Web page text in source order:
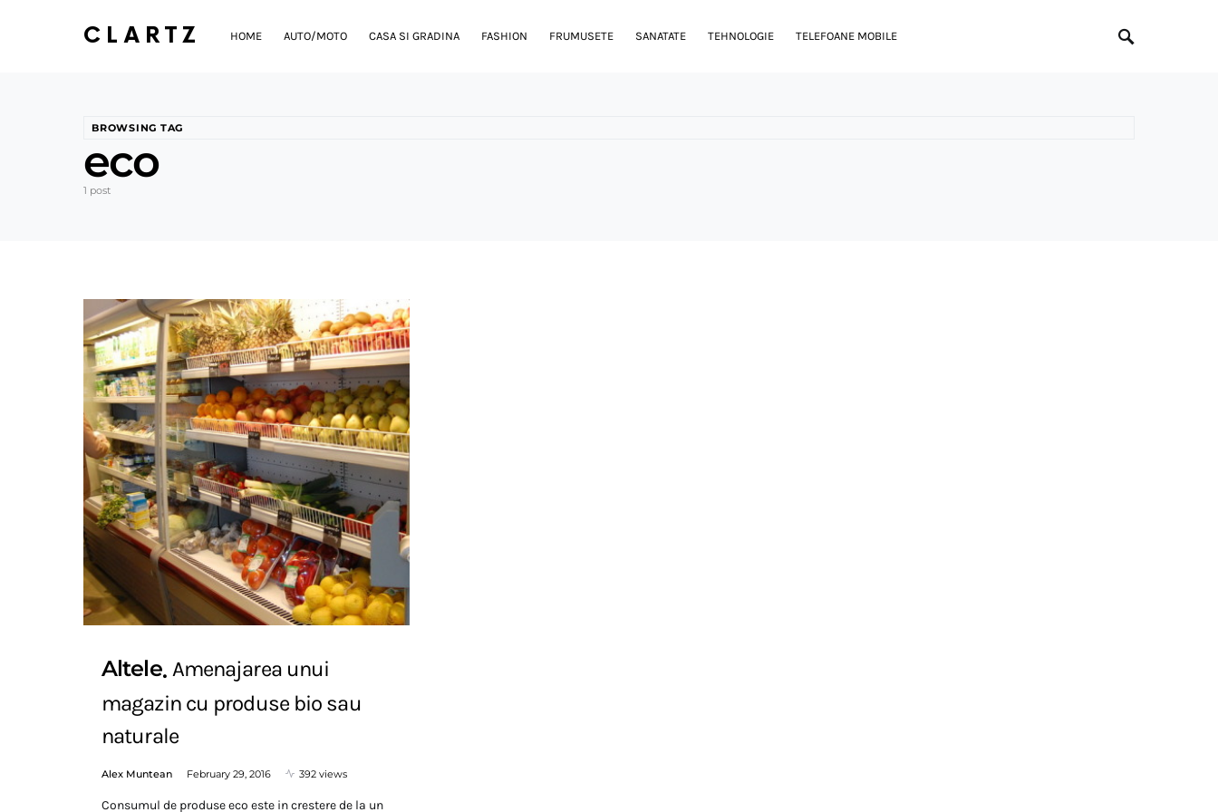
CLARTZ HOME AUTO/MOTO CASA SI GRADINA FASHION FRUMUSETE SANATATE TEHNOLOGIE TELEFOANE MOBILE
BROWSING TAG
eco
1 post
Altele Amenajarea unui
magazin cu produse bio sau
naturale
Alex Muntean February 29, 2016 392 views
Consumul de produse eco este in crestere de la un